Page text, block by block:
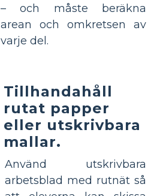
– och måste beräkna
arean och omkretsen av
varje del.
Tillhandahåll
rutat papper
eller utskrivbara
mallar.
Använd utskrivbara
arbetsblad med rutnät så